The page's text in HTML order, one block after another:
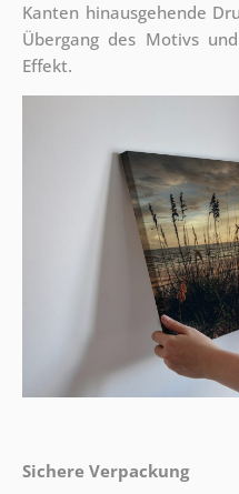
Kanten hinausgehende
Übergang des Motivs
Effekt.
Sichere Verpackung